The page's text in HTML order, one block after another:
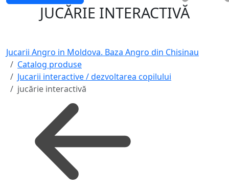
JUCĂRIE INTERACTIVĂ
Jucarii Angro in Moldova. Baza Angro din Chisinau
Catalog produse
Jucarii interactive / dezvoltarea copilului
jucărie interactivă